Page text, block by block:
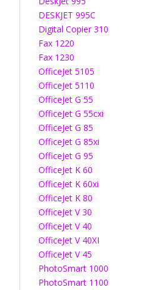
DESKJET 995C
Digital Copier 310
Fax 1220
Fax 1230
OfficeJet 5105
OfficeJet 5110
OfficeJet G 55
OfficeJet G 55cxi
OfficeJet G 85
OfficeJet G 85xi
OfficeJet G 95
OfficeJet K 60
OfficeJet K 60xi
OfficeJet K 80
OfficeJet V 30
OfficeJet V 40
OfficeJet V 40XI
OfficeJet V 45
PhotoSmart 1000
PhotoSmart 1100